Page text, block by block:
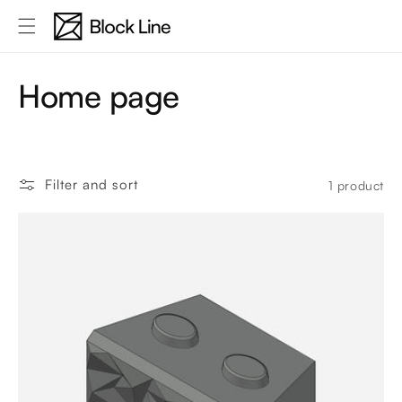
Skip to
content
C
l
Home page
Filter and sort 1 product